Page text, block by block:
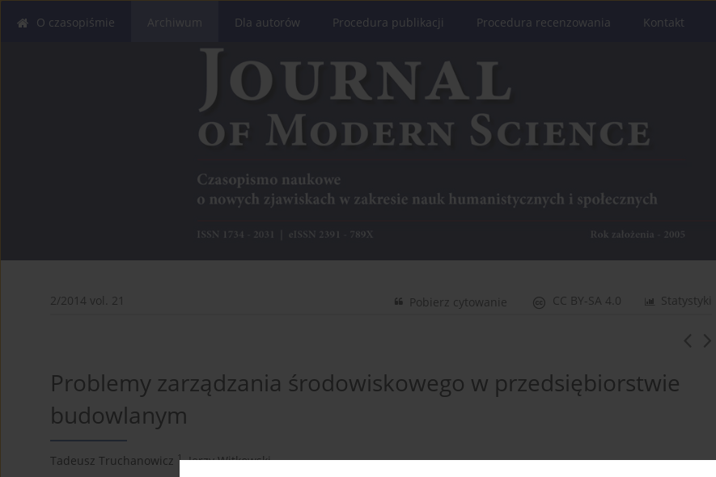
O czasopiśmie Archiwum Dla autorów Procedura publikacji Procedura recenzowania Kontakt
2/2014 vol. 21 Statystyki
CC BY-SA 4.0
Pobierz cytowanie
Problemy zarządzania środowiskowego w przedsiębiorstwie
budowlanym
Tadeusz Truchanowicz 1, Jerzy Witkowski